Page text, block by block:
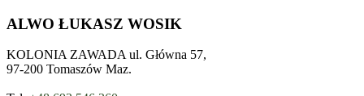
ALWO ŁUKASZ WOSIK
KOLONIA ZAWADA ul. Główna 57,
97-200 Tomaszów Maz.